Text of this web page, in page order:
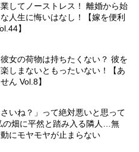
してノーストレス！ 離婚から始
人生に悔いはなし！【嫁を便利
】
女の荷物は持ちたくない？ 彼を
しまないともったいない！【あ
ん Vol.8】
さいね？」って絶対悪いと思って
畑に平然と踏み入る隣人…無
にモヤモヤが止まらない